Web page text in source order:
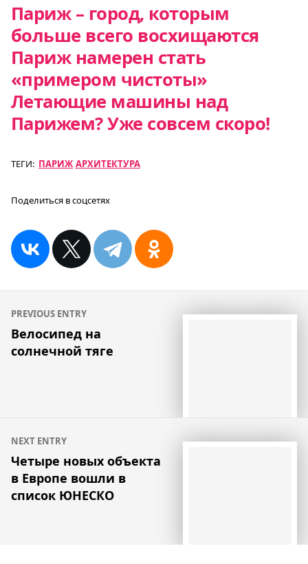
Париж – город, которым
больше всего восхищаются
Париж намерен стать
«примером чистоты»
Летающие машины над
Парижем? Уже совсем скоро!
ТЕГИ: ПАРИЖ АРХИТЕКТУРА
Поделиться в соцсетях
Навигация
по
записям
PREVIOUS ENTRY
Велосипед на
солнечной тяге
NEXT ENTRY
Четыре новых объекта
в Европе вошли в
список ЮНЕСКО